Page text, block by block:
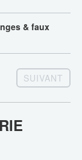
& faux
SUIVANT